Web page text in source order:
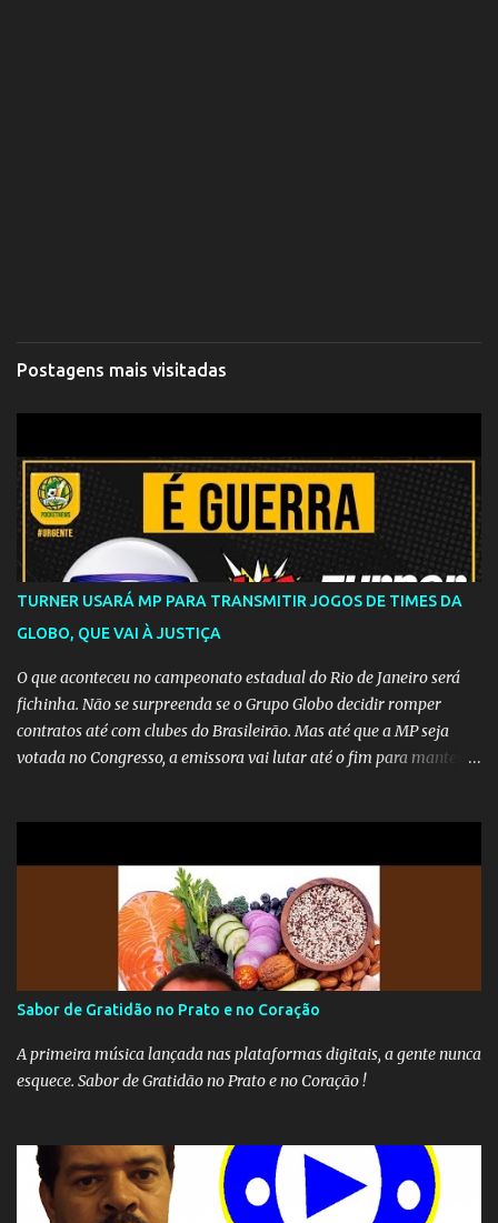
Postagens mais visitadas
TURNER USARÁ MP PARA TRANSMITIR JOGOS DE TIMES DA
GLOBO, QUE VAI À JUSTIÇA
O que aconteceu no campeonato estadual do Rio de Janeiro será
fichinha. Não se surpreenda se o Grupo Globo decidir romper
contratos até com clubes do Brasileirão. Mas até que a MP seja
votada no Congresso, a emissora vai lutar até o fim para manter o
Sabor de Gratidão no Prato e no Coração
A primeira música lançada nas plataformas digitais, a gente nunca
esquece. Sabor de Gratidão no Prato e no Coração !